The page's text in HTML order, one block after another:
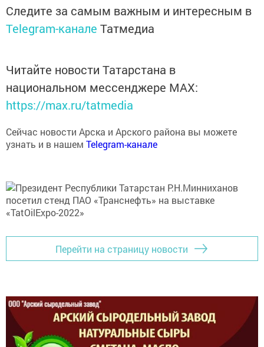
Telegram-каналеТатмедиа
национальном мессенджере MАХ:
https://max.ru/tatmedia
узнать и в нашемTelegram-канале
Перейти на страницу новости